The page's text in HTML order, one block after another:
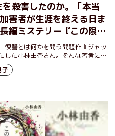
殺害したのか。「本当
害者が生涯を終える日ま
編ミステリー『この限り
タビュー
復讐とは何かを問う問題作『ジャッ
した小林由香さん。そんな著者によ
る世界で』が、ついに文庫化され
子